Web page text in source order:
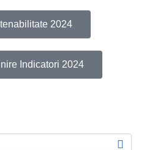
2024
Indicatori 2024